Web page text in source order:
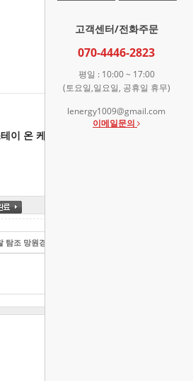
고객센터/전화주문
070-4446-2823
평일 : 10:00 ~ 17:00
(토요일,일요일, 공휴일 휴무)
lenergy1009@gmail.com
이메일문의
이 온 케이스
탐조 망원경